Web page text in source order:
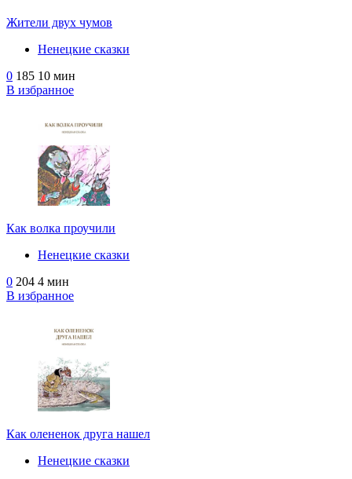
Жители двух чумов
Ненецкие сказки
0 185 10 мин
В избранное
Как волка проучили
Ненецкие сказки
0 204 4 мин
В избранное
Как олененок друга нашел
Ненецкие сказки